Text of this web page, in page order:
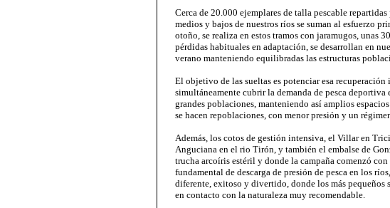
Cerca de 20.000 ejemplares de talla pescable
medios y bajos de nuestros ríos se suman al esfuerzo
otoño, se realiza en estos tramos con jaramugos, unas
pérdidas habituales en adaptación, se desarrollan en
verano manteniendo equilibradas las estructuras
El objetivo de las sueltas es potenciar esa
simultáneamente cubrir la demanda de pesca deportiva
grandes poblaciones, manteniendo así amplios
se hacen repoblaciones, con menor presión y un
Además, los cotos de gestión intensiva, el Villar en
Anguciana en el rio Tirón, y también el embalse de
trucha arcoíris estéril y donde la campaña comenzó
fundamental de descarga de presión de pesca en los
diferente, exitoso y divertido, donde los más pequeños
en contacto con la naturaleza muy recomendable.